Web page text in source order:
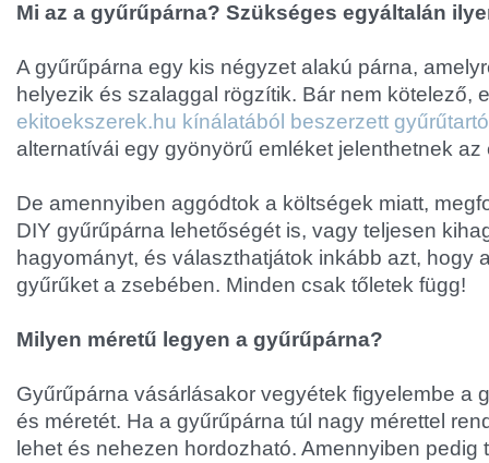
Mi az a gyűrűpárna? Szükséges egyáltalán
A gyűrűpárna egy kis négyzet alakú párna,
helyezik és szalaggal rögzítik. Bár nem kötelező,
ekitoekszerek.hu kínálatából beszerzett gyűrűtartó
alternatívái egy gyönyörű emléket jelenthetnek az
De amennyiben aggódtok a költségek miatt,
DIY gyűrűpárna lehetőségét is, vagy teljesen
hagyományt, és választhatjátok inkább azt, hogy
gyűrűket a zsebében. Minden csak tőletek függ!
Milyen méretű legyen a gyűrűpárna?
Gyűrűpárna vásárlásakor vegyétek figyelembe a
és méretét. Ha a gyűrűpárna túl nagy mérettel
lehet és nehezen hordozható. Amennyiben pedig